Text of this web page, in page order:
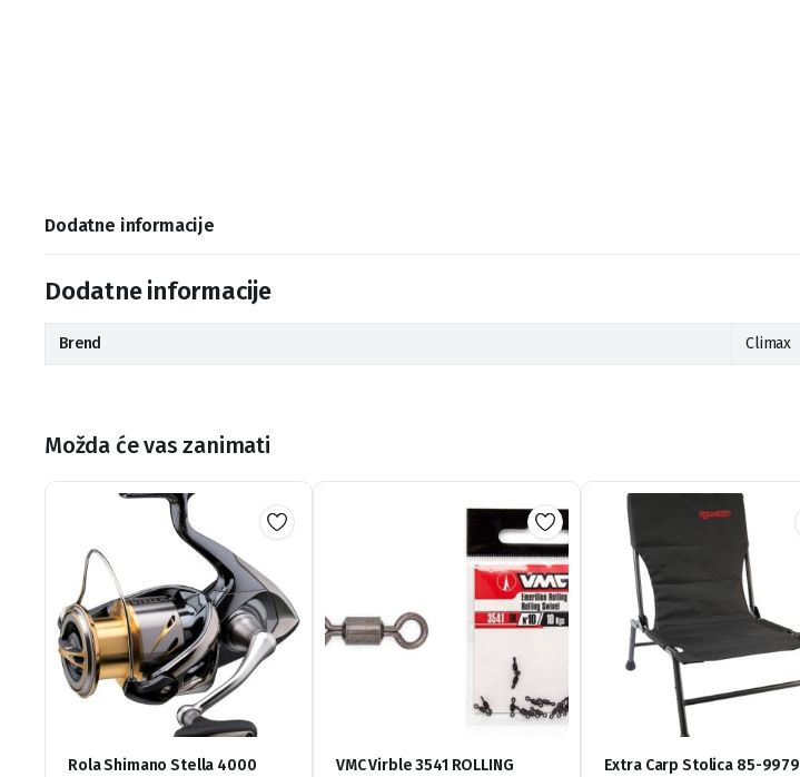
Dodatne informacije
Dodatne informacije
Brend Climax
Možda će vas zanimati
Rola Shimano Stella 4000 VMC Virble 3541 ROLLING Extra Carp Stolica 85-9979